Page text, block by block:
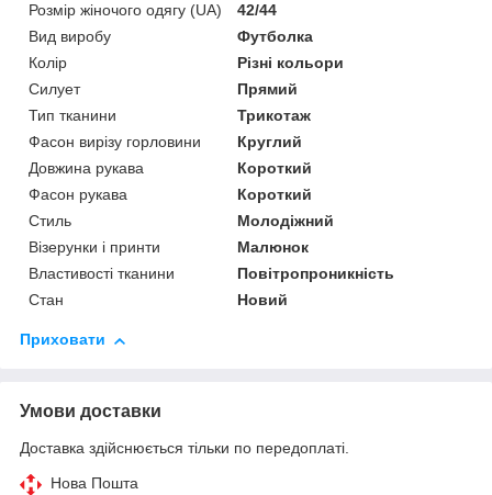
Розмір жіночого одягу (UA)
42/44
Вид виробу
Футболка
Колір
Різні кольори
Силует
Прямий
Тип тканини
Трикотаж
Фасон вирізу горловини
Круглий
Довжина рукава
Короткий
Фасон рукава
Короткий
Стиль
Молодіжний
Візерунки і принти
Малюнок
Властивості тканини
Повітропроникність
Стан
Новий
Приховати
Умови доставки
Доставка здійснюється тільки по передоплаті.
Нова Пошта